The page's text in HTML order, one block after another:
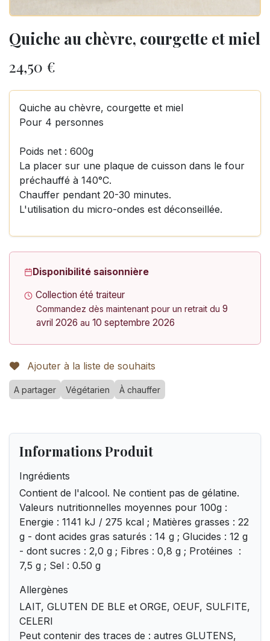
Quiche au chèvre, courgette et miel
24,50 €
Quiche au chèvre, courgette et miel
Pour 4 personnes
Poids net : 600g
La placer sur une plaque de cuisson dans le four
préchauffé à 140°C.
Chauffer pendant 20-30 minutes.
L'utilisation du micro-ondes est déconseillée.
Disponibilité saisonnière
Collection été traiteur
Commandez dès maintenant pour un retrait du 9
avril 2026 au 10 septembre 2026
Ajouter à la liste de souhaits
A partager Végétarien À chauffer
Informations Produit
Ingrédients
Contient de l'alcool. Ne contient pas de gélatine.
Valeurs nutritionnelles moyennes pour 100g :
Energie : 1141 kJ / 275 kcal ; Matières grasses : 22
g - dont acides gras saturés : 14 g ; Glucides : 12 g
- dont sucres : 2,0 g ; Fibres : 0,8 g ; Protéines :
7,5 g ; Sel : 0.50 g
Allergènes
LAIT, GLUTEN DE BLE et ORGE, OEUF, SULFITE,
CELERI
Peut contenir des traces de : autres GLUTENS,